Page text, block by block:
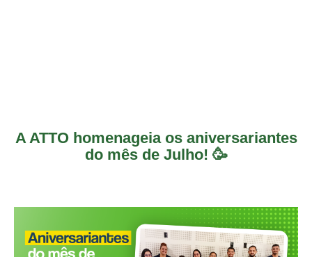
A ATTO homenageia os aniversariantes
do mês de Julho! 🥳